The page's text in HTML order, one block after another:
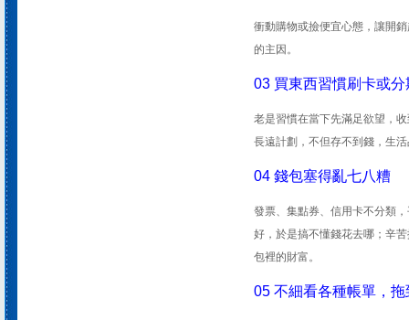
衝動購物或撿便宜心態，讓開
的主因。
03 買東西習慣刷卡或分
老是習慣在當下先滿足欲望，
長遠計劃，不但存不到錢，生
04 錢包塞得亂七八糟
發票、集點券、信用卡不分類
好，於是搞不懂錢花去哪；辛
包裡的財富。
05 不細看各種帳單，